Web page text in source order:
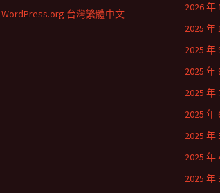
2026 年
2025 年
2025 年
2025 年
2025 年
2025 年
2025 年
2025 年
2025 年
WordPress.org 台灣繁體中文